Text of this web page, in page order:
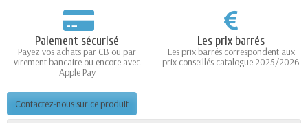
Paiement sécurisé
Payez vos achats par CB ou par
virement bancaire ou encore avec
Apple Pay
Les prix barrés
Les prix barrés correspondent aux
prix conseillés catalogue 2025/2026
Contactez-nous sur ce produit